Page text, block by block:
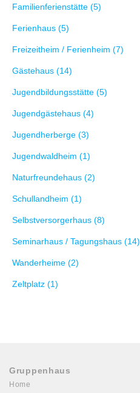
Familienferienstätte (5)
Ferienhaus (5)
Freizeitheim / Ferienheim (7)
Gästehaus (14)
Jugendbildungsstätte (5)
Jugendgästehaus (4)
Jugendherberge (3)
Jugendwaldheim (1)
Naturfreundehaus (2)
Schullandheim (1)
Selbstversorgerhaus (8)
Seminarhaus / Tagungshaus (14)
Wanderheime (2)
Zeltplatz (1)
Gruppenhaus
Home